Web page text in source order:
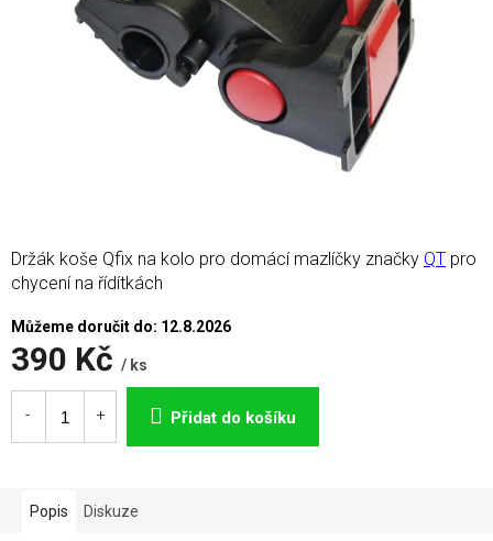
390 Kč / ks
Měrná
cena:
Můžeme doručit do: 12.8.2026
Přidat do košíku
Držák koše Qfix na kolo pro domácí mazlíčky značky QT pro
chycení na řídítkách
Popis Diskuze